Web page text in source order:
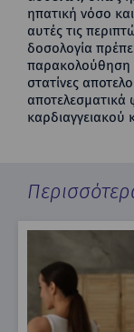
ηπατική νόσο
αυτές τις
δοσολογία
παρακολούθηση
στατίνες
καρδιαγγειακού